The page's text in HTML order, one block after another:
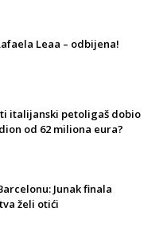
Leaa – odbijena!
italijanski petoligaš dobio
od 62 miliona eura?
Junak finala
želi otići